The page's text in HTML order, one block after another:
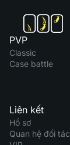
PVP
Classic
Case battle
Liên kết
Hồ sơ
Quan hệ đối tác